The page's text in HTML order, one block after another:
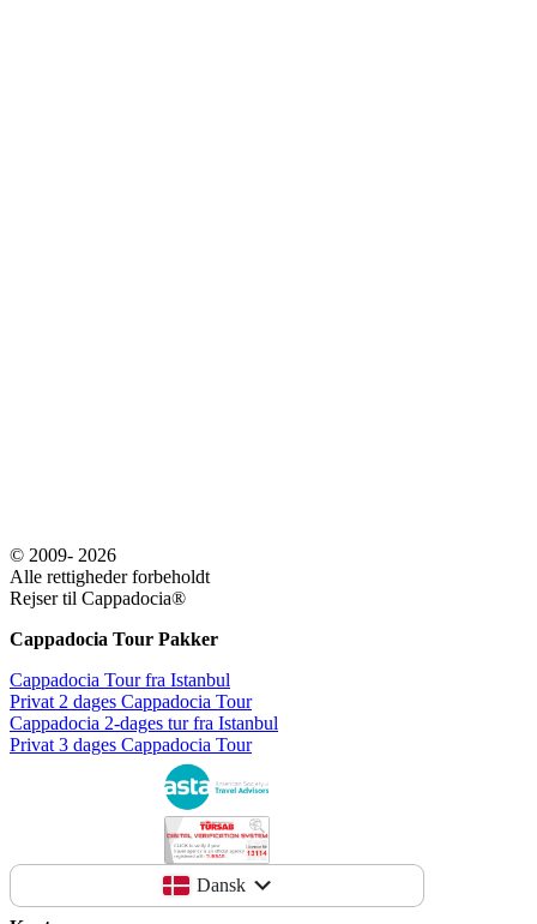
© 2009- 2026
Alle rettigheder forbeholdt
Rejser til Cappadocia®
Cappadocia Tour Pakker
Cappadocia Tour fra Istanbul
Privat 2 dages Cappadocia Tour
Cappadocia 2-dages tur fra Istanbul
Privat 3 dages Cappadocia Tour
Dansk